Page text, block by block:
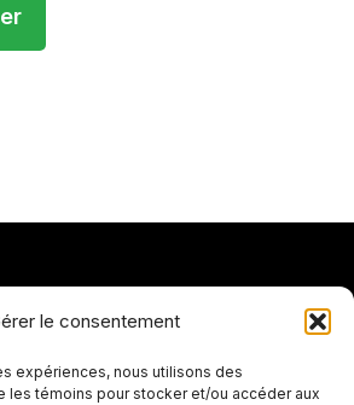
le consentement
expériences, nous utilisons des
les témoins pour stocker et/ou accéder aux
ET DE REMBOURSEMENT